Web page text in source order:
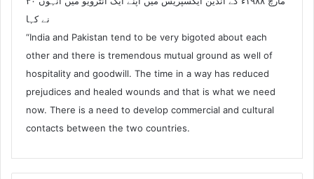
نے کہا
“India and Pakistan tend to be very bigoted about each
other and there is tremendous mutual ground as well of
hospitality and goodwill. The time in a way has reduced
prejudices and healed wounds and that is what we need
now. There is a need to develop commercial and cultural
contacts between the two countries.